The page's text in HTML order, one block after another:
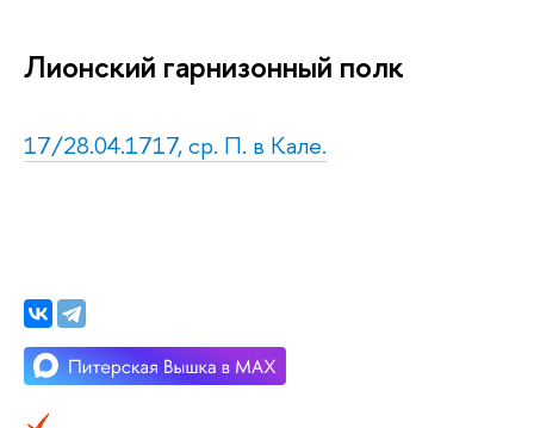
Лионский гарнизонный полк
17/28.04.1717, ср. П. в Кале.